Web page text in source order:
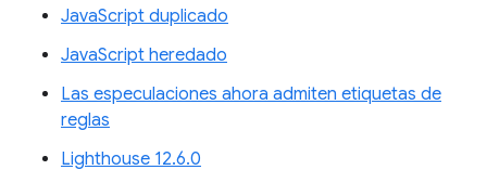
JavaScript duplicado
JavaScript heredado
Las especulaciones ahora admiten etiquetas de
reglas
Lighthouse 12.6.0